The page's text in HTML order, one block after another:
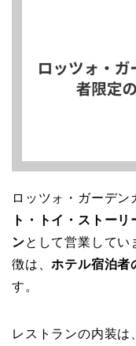
ロッツォ・ガーデン
ト・トイ・ストー
ンとして営業してい
徴は、ホテル宿泊者
す。
レストランの内装は